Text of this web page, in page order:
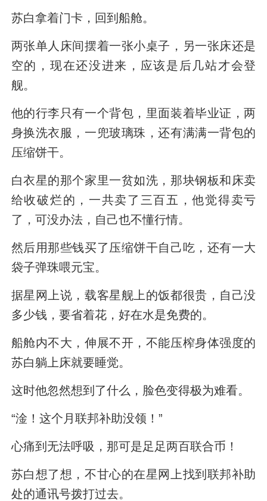
苏白拿着门卡，回到船舱。
两张单人床间摆着一张小桌子，另一张床还是
空的，现在还没进来，应该是后几站才会登
舰。
他的行李只有一个背包，里面装着毕业证，两
身换洗衣服，一兜玻璃珠，还有满满一背包的
压缩饼干。
白衣星的那个家里一贫如洗，那块钢板和床卖
给收破烂的，一共卖了三百五，他觉得卖亏
了，可没办法，自己也不懂行情。
然后用那些钱买了压缩饼干自己吃，还有一大
袋子弹珠喂元宝。
据星网上说，载客星舰上的饭都很贵，自己没
多少钱，要省着花，好在水是免费的。
船舱内不大，伸展不开，不能压榨身体强度的
苏白躺上床就要睡觉。
这时他忽然想到了什么，脸色变得极为难看。
“淦！这个月联邦补助没领！”
心痛到无法呼吸，那可是足足两百联合币！
苏白想了想，不甘心的在星网上找到联邦补助
处的通讯号拨打过去。